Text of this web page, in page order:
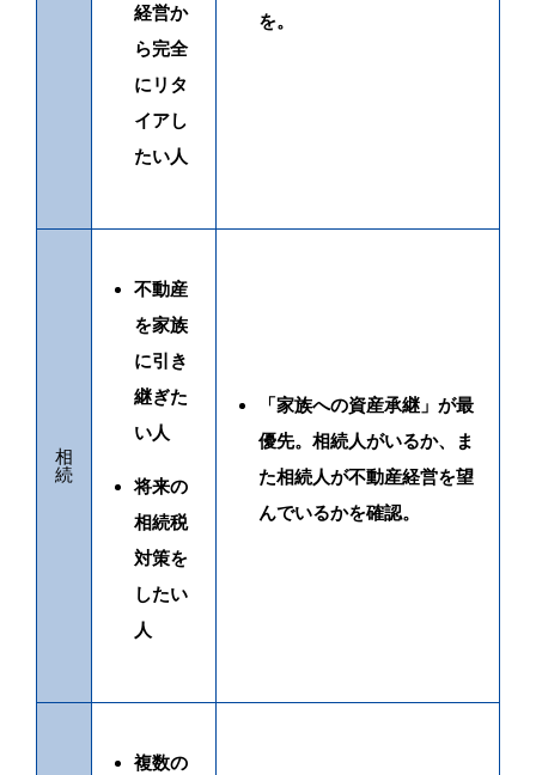
経営か
ら完全
にリタ
イアし
たい人
を。
相
続
不動産
を家族
に引き
継ぎた
い人
将来の
相続税
対策を
したい
人
「家族への資産承継」が最
優先。相続人がいるか、ま
た相続人が不動産経営を望
んでいるかを確認。
複数の